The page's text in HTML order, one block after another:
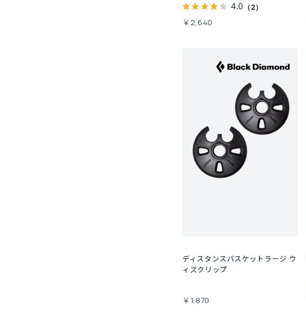
4.0 （2）
￥2,640
ディスタンスバスケットラージ ウ
ィズクリップ
￥1,870